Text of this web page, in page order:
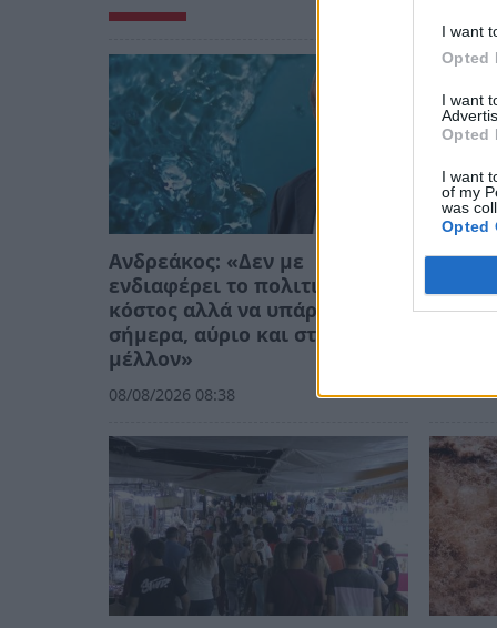
I want
Opted
I want
Opted
I want
of my
was
Opted
Ανδρεάκος: «Δεν με
ενδιαφέρει το πολιτικό
κόστος αλλά να υπάρχει νερό
σήμερα, αύριο και στο
μέλλον»
08/08/2026 08:38